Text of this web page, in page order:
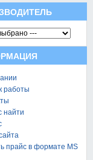
работы
найти
прайс в формате MS